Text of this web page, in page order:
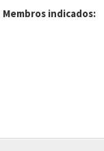
Membros indicados: